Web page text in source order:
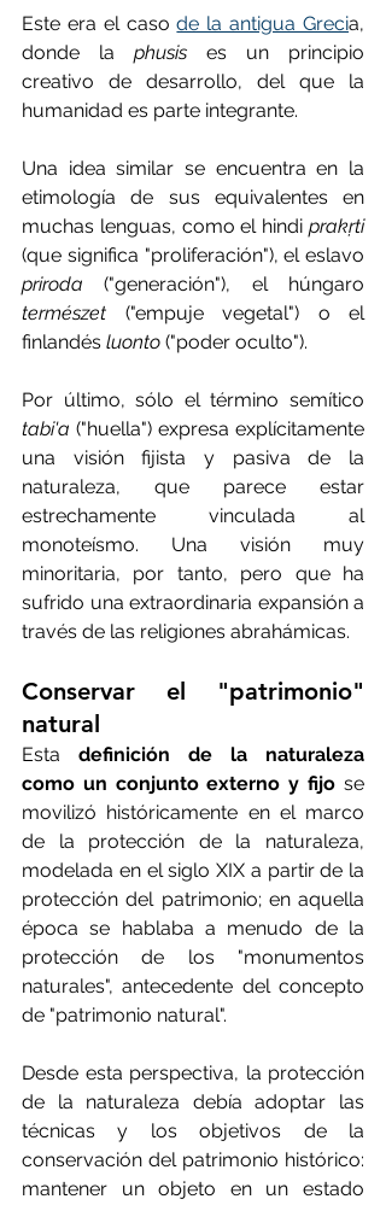
Este era el caso de la antigua Grecia,
donde la phusis es un principio
creativo de desarrollo, del que la
humanidad es parte integrante.
Una idea similar se encuentra en la
etimología de sus equivalentes en
muchas lenguas, como el hindi prakṛti
priroda
természet ("empuje vegetal") o el
finlandés luonto ("poder oculto").
tabi'a ("huella") expresa explícitamente
una visión fijista y pasiva de la
naturaleza, que parece estar
estrechamente vinculada al
monoteísmo. Una visión muy
minoritaria, por tanto, pero que ha
sufrido una extraordinaria expansión a
través de las religiones abrahámicas.
Conservar el "patrimonio"
natural
Esta definición de la naturaleza
como un conjunto externo y fijo se
movilizó históricamente en el marco
de la protección de la naturaleza,
modelada en el siglo XIX a partir de la
protección del patrimonio; en aquella
época se hablaba a menudo de la
protección de los "monumentos
naturales", antecedente del concepto
de "patrimonio natural".
Desde esta perspectiva, la protección
de la naturaleza debía adoptar las
técnicas y los objetivos de la
conservación del patrimonio histórico:
mantener un objeto en un estado